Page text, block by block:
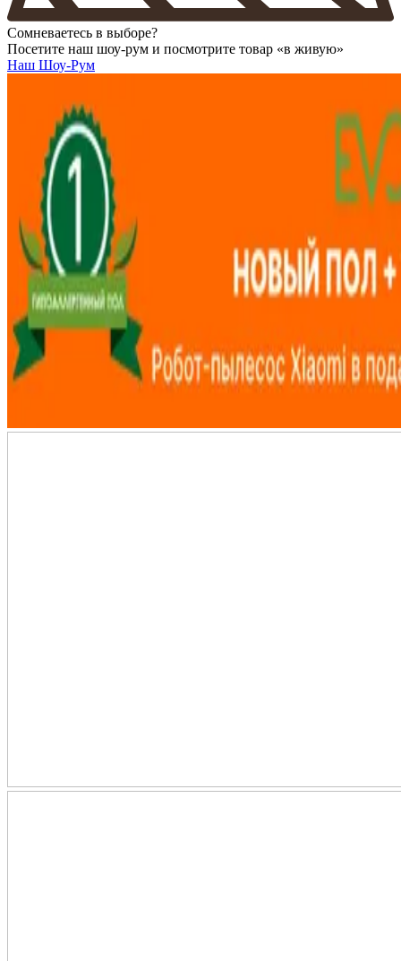
Сомневаетесь в выборе?
Посетите наш шоу-рум и посмотрите товар «в живую»
Наш Шоу-Рум